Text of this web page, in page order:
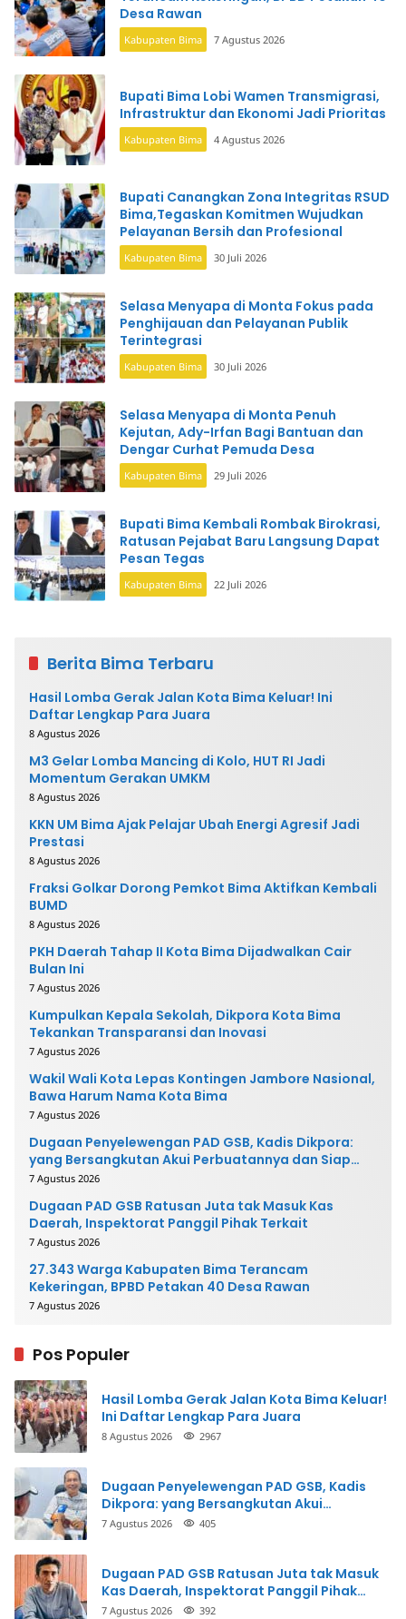
Desa Rawan
Kabupaten Bima 7 Agustus 2026
Bupati Bima Lobi Wamen Transmigrasi,
Infrastruktur dan Ekonomi Jadi Prioritas
Kabupaten Bima 4 Agustus 2026
Bupati Canangkan Zona Integritas RSUD
Bima,Tegaskan Komitmen Wujudkan
Pelayanan Bersih dan Profesional
Kabupaten Bima 30 Juli 2026
Selasa Menyapa di Monta Fokus pada
Penghijauan dan Pelayanan Publik
Terintegrasi
Kabupaten Bima 30 Juli 2026
Selasa Menyapa di Monta Penuh
Kejutan, Ady-Irfan Bagi Bantuan dan
Dengar Curhat Pemuda Desa
Kabupaten Bima 29 Juli 2026
Bupati Bima Kembali Rombak Birokrasi,
Ratusan Pejabat Baru Langsung Dapat
Pesan Tegas
Kabupaten Bima 22 Juli 2026
Berita Bima Terbaru
Hasil Lomba Gerak Jalan Kota Bima Keluar! Ini
Daftar Lengkap Para Juara
8 Agustus 2026
M3 Gelar Lomba Mancing di Kolo, HUT RI Jadi
Momentum Gerakan UMKM
8 Agustus 2026
KKN UM Bima Ajak Pelajar Ubah Energi Agresif Jadi
Prestasi
8 Agustus 2026
Fraksi Golkar Dorong Pemkot Bima Aktifkan Kembali
BUMD
8 Agustus 2026
PKH Daerah Tahap II Kota Bima Dijadwalkan Cair
Bulan Ini
7 Agustus 2026
Kumpulkan Kepala Sekolah, Dikpora Kota Bima
Tekankan Transparansi dan Inovasi
7 Agustus 2026
Wakil Wali Kota Lepas Kontingen Jambore Nasional,
Bawa Harum Nama Kota Bima
7 Agustus 2026
Dugaan Penyelewengan PAD GSB, Kadis Dikpora:
yang Bersangkutan Akui Perbuatannya dan Siap
Mengembalikan Uang
7 Agustus 2026
Dugaan PAD GSB Ratusan Juta tak Masuk Kas
Daerah, Inspektorat Panggil Pihak Terkait
7 Agustus 2026
27.343 Warga Kabupaten Bima Terancam
Kekeringan, BPBD Petakan 40 Desa Rawan
7 Agustus 2026
Pos Populer
Hasil Lomba Gerak Jalan Kota Bima Keluar!
Ini Daftar Lengkap Para Juara
8 Agustus 2026 2967
Dugaan Penyelewengan PAD GSB, Kadis
Dikpora: yang Bersangkutan Akui
Perbuatannya dan Siap Mengembalikan
7 Agustus 2026 405
Dugaan PAD GSB Ratusan Juta tak Masuk
Kas Daerah, Inspektorat Panggil Pihak
Terkait
7 Agustus 2026 392